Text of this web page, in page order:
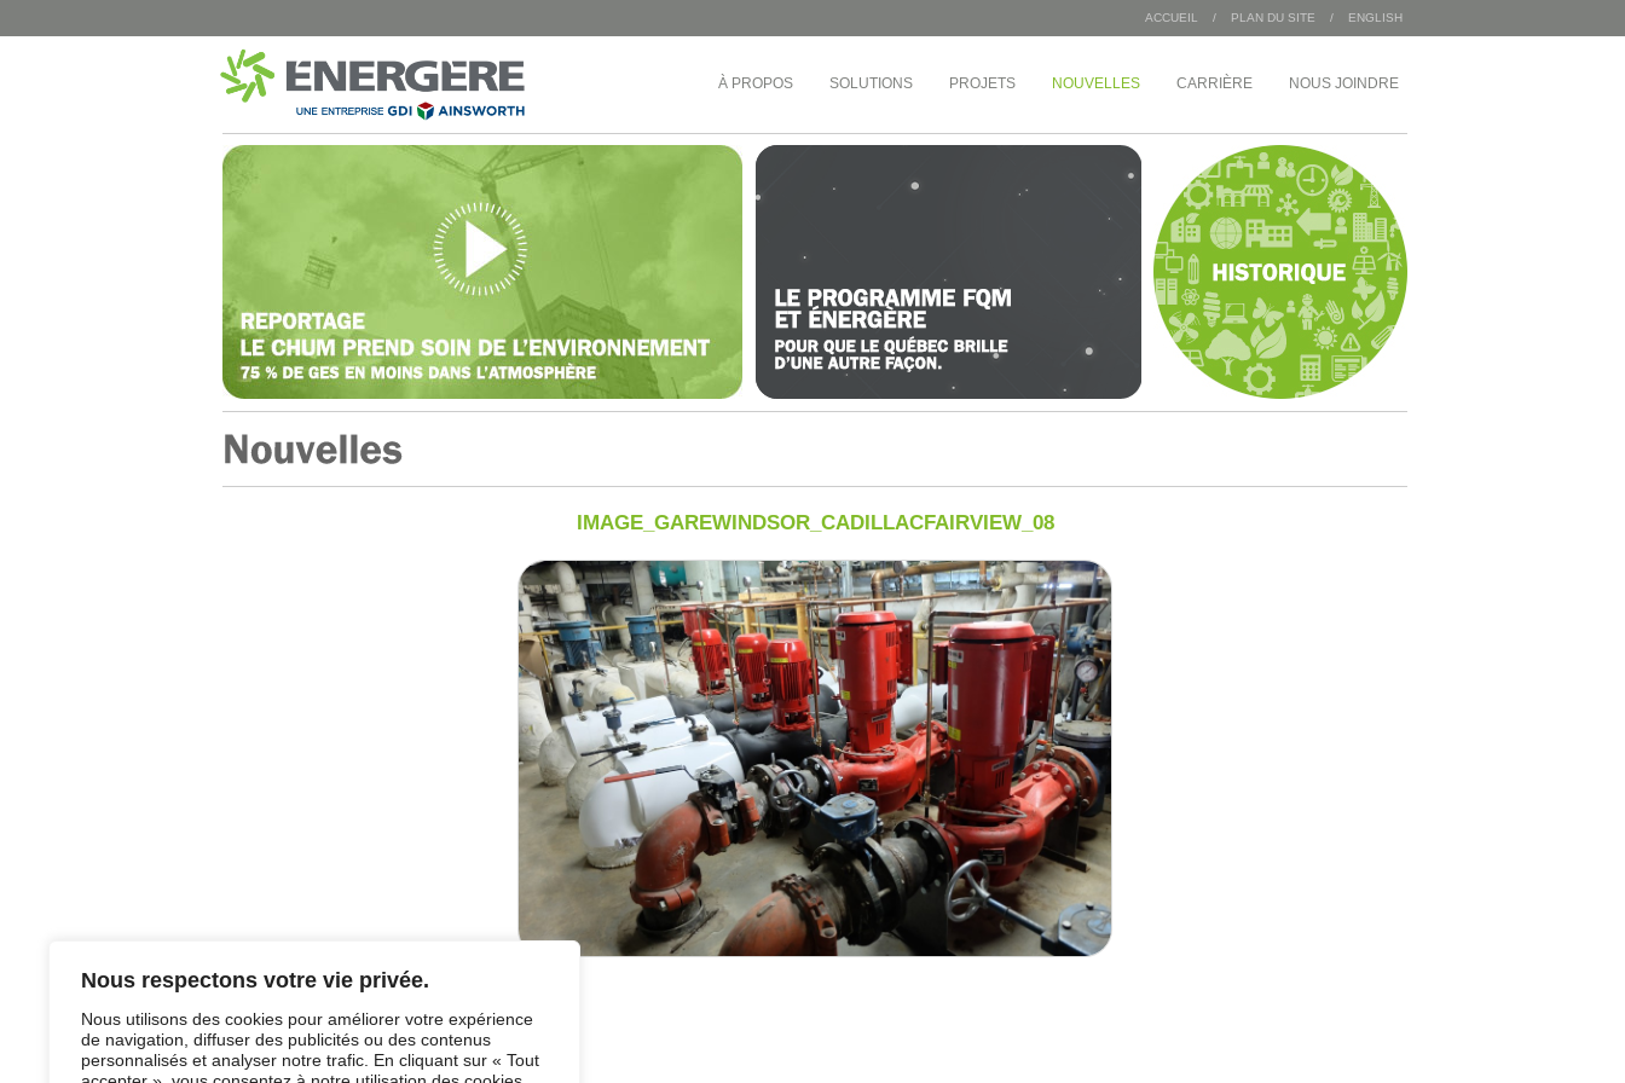
Nous respectons votre vie privée.
Nous utilisons des cookies pour améliorer votre expérience
de navigation, diffuser des publicités ou des contenus
personnalisés et analyser notre trafic. En cliquant sur « Tout
ACCUEIL / PLAN DU SITE / ENGLISH
À PROPOS SOLUTIONS PROJETS NOUVELLES CARRIÈRE NOUS JOINDRE
MUNICIPAL
Montréal – Éclairage de rue
Disraeli – Éclairage de rue
Mont-Joli – Éclairage de rue
B-Chatham – Éclairage de rue
Shawinigan – Éclairage de rue
Blainville – Éclairage de rue
Blainville – Bâtiments
Complexes Sportifs Terrebonne
SANTÉ
CISSS Montérégie-Ouest
Institut Philippe-Pinel
Hôpital Marie-Clarac
CISSS du Bas-Saint-Laurent
CISSS de Chaudière-Appalaches
CHUM Hôpital Notre-Dame
CIUSSS de l’Est-de-l’Île-de-Montréal
CISSS de Lanaudière
CIUSSS Mauricie-et-du-Centre-du-
Québec (Trois-Rivières)
ÉDUCATION
CS de Sorel-Tracy
CS English-Montréal
Cégep de Lévis-Lauzon
Collège de Bois-de-Boulogne
Cégep de Granby Haute-Yamaska
Société de développement Angus
Busac
Gestion des Trois Pignons
INDUSTRIEL
MDA Corporation
Entrepôts Sac 2000
Wajax
Congébec
Bœuf Mérite
Bonduelle
IMAGE_GAREWINDSOR_CADILLACFAIRVIEW_08
[Retourner aux nouvelles]